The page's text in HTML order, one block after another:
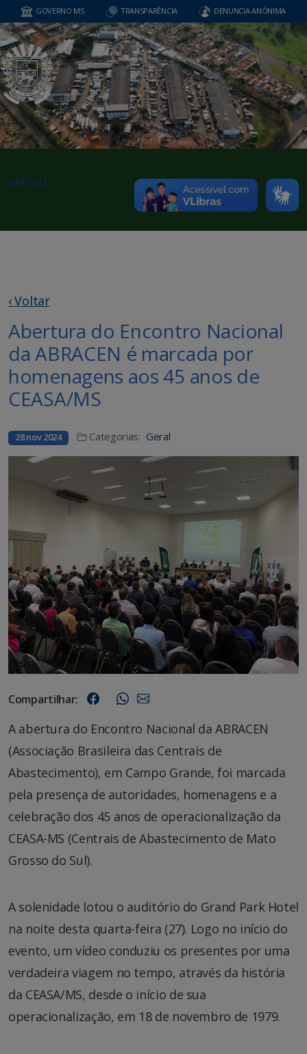
GOVERNO MS TRANSPARÊNCIA DENUNCIA ANÔNIMA
MENU
‹ Voltar
Abertura do Encontro Nacional
da ABRACEN é marcada por
homenagens aos 45 anos de
CEASA/MS
28 nov 2024 Categorias: Geral
Compartilhar:
A abertura do Encontro Nacional da ABRACEN
(Associação Brasileira das Centrais de
Abastecimento), em Campo Grande, foi marcada
pela presença de autoridades, homenagens e a
celebração dos 45 anos de operacionalização da
CEASA-MS (Centrais de Abastecimento de Mato
Grosso do Sul).
A solenidade lotou o auditório do Grand Park Hotel
na noite desta quarta-feira (27). Logo no início do
evento, um vídeo conduziu os presentes por uma
verdadeira viagem no tempo, através da história
da CEASA/MS, desde o início de sua
operacionalização, em 18 de novembro de 1979.